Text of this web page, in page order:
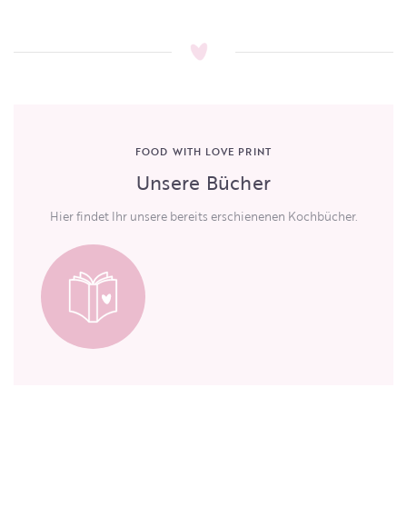
FOOD WITH LOVE PRINT
Unsere Bücher
Hier findet Ihr unsere bereits erschienenen Kochbücher.